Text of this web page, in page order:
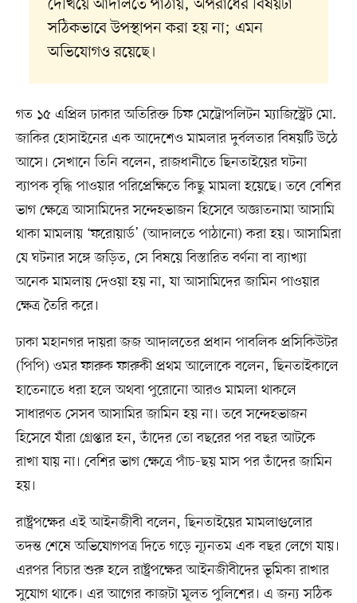
দেখিয়ে আদালতে পাঠায়, অপরাধের বিষয়টা
সঠিকভাবে উপস্থাপন করা হয় না; এমন
অভিযোগও রয়েছে।
গত ১৫ এপ্রিল ঢাকার অতিরিক্ত চিফ মেট্রোপলিটন ম্যাজিস্ট্রেট মো.
জাকির হোসাইনের এক আদেশেও মামলার দুর্বলতার বিষয়টি উঠে
আসে। সেখানে তিনি বলেন, রাজধানীতে ছিনতাইয়ের ঘটনা
ব্যাপক বৃদ্ধি পাওয়ার পরিপ্রেক্ষিতে কিছু মামলা হয়েছে। তবে বেশির
ভাগ ক্ষেত্রে আসামিদের সন্দেহভাজন হিসেবে অজ্ঞাতনামা আসামি
থাকা মামলায় ‘ফরোয়ার্ড’ (আদালতে পাঠানো) করা হয়। আসামিরা
যে ঘটনার সঙ্গে জড়িত, সে বিষয়ে বিস্তারিত বর্ণনা বা ব্যাখ্যা
অনেক মামলায় দেওয়া হয় না, যা আসামিদের জামিন পাওয়ার
ক্ষেত্র তৈরি করে।
ঢাকা মহানগর দায়রা জজ আদালতের প্রধান পাবলিক প্রসিকিউটর
(পিপি) ওমর ফারুক ফারুকী প্রথম আলোকে বলেন, ছিনতাইকালে
হাতেনাতে ধরা হলে অথবা পুরোনো আরও মামলা থাকলে
সাধারণত সেসব আসামির জামিন হয় না। তবে সন্দেহভাজন
হিসেবে যাঁরা গ্রেপ্তার হন, তাঁদের তো বছরের পর বছর আটকে
রাখা যায় না। বেশির ভাগ ক্ষেত্রে পাঁচ-ছয় মাস পর তাঁদের জামিন
হয়।
রাষ্ট্রপক্ষের এই আইনজীবী বলেন, ছিনতাইয়ের মামলাগুলোর
তদন্ত শেষে অভিযোগপত্র দিতে গড়ে ন্যূনতম এক বছর লেগে যায়।
এরপর বিচার শুরু হলে রাষ্ট্রপক্ষের আইনজীবীদের ভূমিকা রাখার
সুযোগ থাকে। এর আগের কাজটা মূলত পুলিশের। এ জন্য সঠিক